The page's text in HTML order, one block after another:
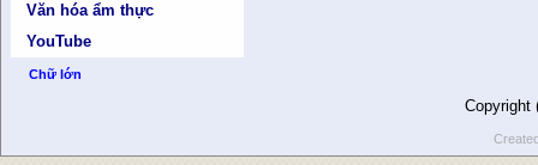
Văn hóa ẩm thực
YouTube
Chữ lớn
Copyright